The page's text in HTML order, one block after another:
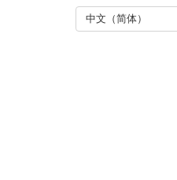
中文（简体）